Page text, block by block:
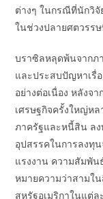
ต่างๆ ในกรณีที่นักวิจั
ในช่วงปลายศตวรร
บราซิลหลุดพ้นจากภ
และประสบปัญหาเรื่
อย่างต่อเนื่อง หลังจ
เศรษฐกิจครั้งใหญ่ห
ภาครัฐและหนี้สิน ล
อุปสรรคในการลงทุ
แรงงาน ความสัมพัน
หมายความว่าสามใ
สหรัฐอเมริกาในแต่